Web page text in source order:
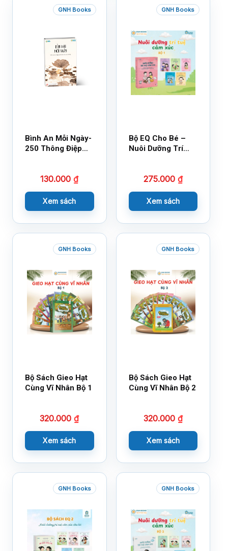
GNH Books
Bình An Mỗi Ngày-
250 Thông Điệp
130.000₫
Xem sách
GNH Books
Bộ EQ Cho Bé –
Nuôi Dưỡng Trí
275.000 ₫
Xem sách
GNH Books
Bộ Sách Gieo Hạt
Cùng Vĩ Nhân Bộ 1
320.000₫
Xem sách
GNH Books
Bộ Sách Gieo Hạt
Cùng Vĩ Nhân Bộ 2
320.000 ₫
Xem sách
GNH Books GNH Books